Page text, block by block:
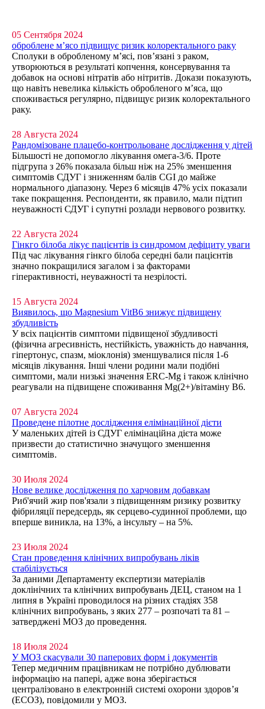
05 Сентября 2024
оброблене м’ясо підвищує ризик колоректального раку
Сполуки в обробленому м’ясі, пов’язані з раком,
утворюються в результаті копчення, консервування та
добавок на основі нітратів або нітритів. Докази показують,
що навіть невелика кількість обробленого м’яса, що
споживається регулярно, підвищує ризик колоректального
раку.
28 Августа 2024
Рандомізоване плацебо-контрольоване дослідження у дітей
Більшості не допомогло лікування омега-3/6. Проте
підгрупа з 26% показала більш ніж на 25% зменшення
симптомів СДУГ і зниженням балів CGI до майже
нормального діапазону. Через 6 місяців 47% усіх показали
таке покращення. Респонденти, як правило, мали підтип
неуважності СДУГ і супутні розлади нервового розвитку.
22 Августа 2024
Гінкго білоба лікує пацієнтів із синдромом дефіциту уваги
Під час лікування гінкго білоба середні бали пацієнтів
значно покращилися загалом і за факторами
гіперактивності, неуважності та незрілості.
15 Августа 2024
Виявилось, що Magnesium VitB6 знижує підвищену
збудливість
У всіх пацієнтів симптоми підвищеної збудливості
(фізична агресивність, нестійкість, уважність до навчання,
гіпертонус, спазм, міоклонія) зменшувалися після 1-6
місяців лікування. Інші члени родини мали подібні
симптоми, мали низькі значення ERC-Mg і також клінічно
реагували на підвищене споживання Mg(2+)/вітаміну B6.
07 Августа 2024
Проведене пілотне дослідження елімінаційної дієти
У маленьких дітей із СДУГ елімінаційна дієта може
призвести до статистично значущого зменшення
симптомів.
30 Июля 2024
Нове велике дослідження по харчовим добавкам
Риб'ячий жир пов'язали з підвищенням ризику розвитку
фібриляції передсердь, як серцево-судинної проблеми, що
вперше виникла, на 13%, а інсульту – на 5%.
23 Июля 2024
Стан проведення клінічних випробувань ліків
стабілізується
За даними Департаменту експертизи матеріалів
доклінічних та клінічних випробувань ДЕЦ, станом на 1
липня в Україні проводилося на різних стадіях 358
клінічних випробувань, з яких 277 – розпочаті та 81 –
затверджені МОЗ до проведення.
18 Июля 2024
У МОЗ скасували 30 паперових форм і документів
Тепер медичним працівникам не потрібно дублювати
інформацію на папері, адже вона зберігається
централізовано в електронній системі охорони здоров’я
(ЕСОЗ), повідомили у МОЗ.